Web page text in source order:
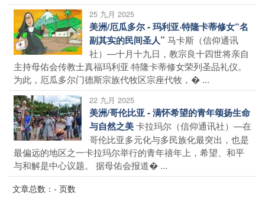
25 九月 2025
美洲/厄瓜多尔 - 玛利亚·特隆卡蒂修女“名
副其实的民间圣人” 马卡斯（信仰通讯
社）—十月十九日，教宗良十四世将亲自
主持母佑会传教士真福玛利亚·特隆卡蒂修女荣列圣品礼仪。
为此，厄瓜多尔门德斯宗族代牧区宗座代牧，� ...
22 九月 2025
美洲/哥伦比亚 - 满怀希望的青年颂扬生命
与自然之美卡拉玛尔（信仰通讯社）—在
哥伦比亚多元化与多民族化最突出，也是
最偏远的地区之一卡拉玛尔举行的青年禧年上，希望、和平
与和解是中心议题。 据母佑会报道� ...
文章总数：- 页数